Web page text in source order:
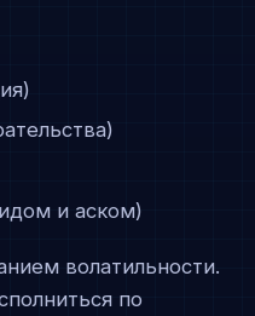
и аском)
волатильности.
по